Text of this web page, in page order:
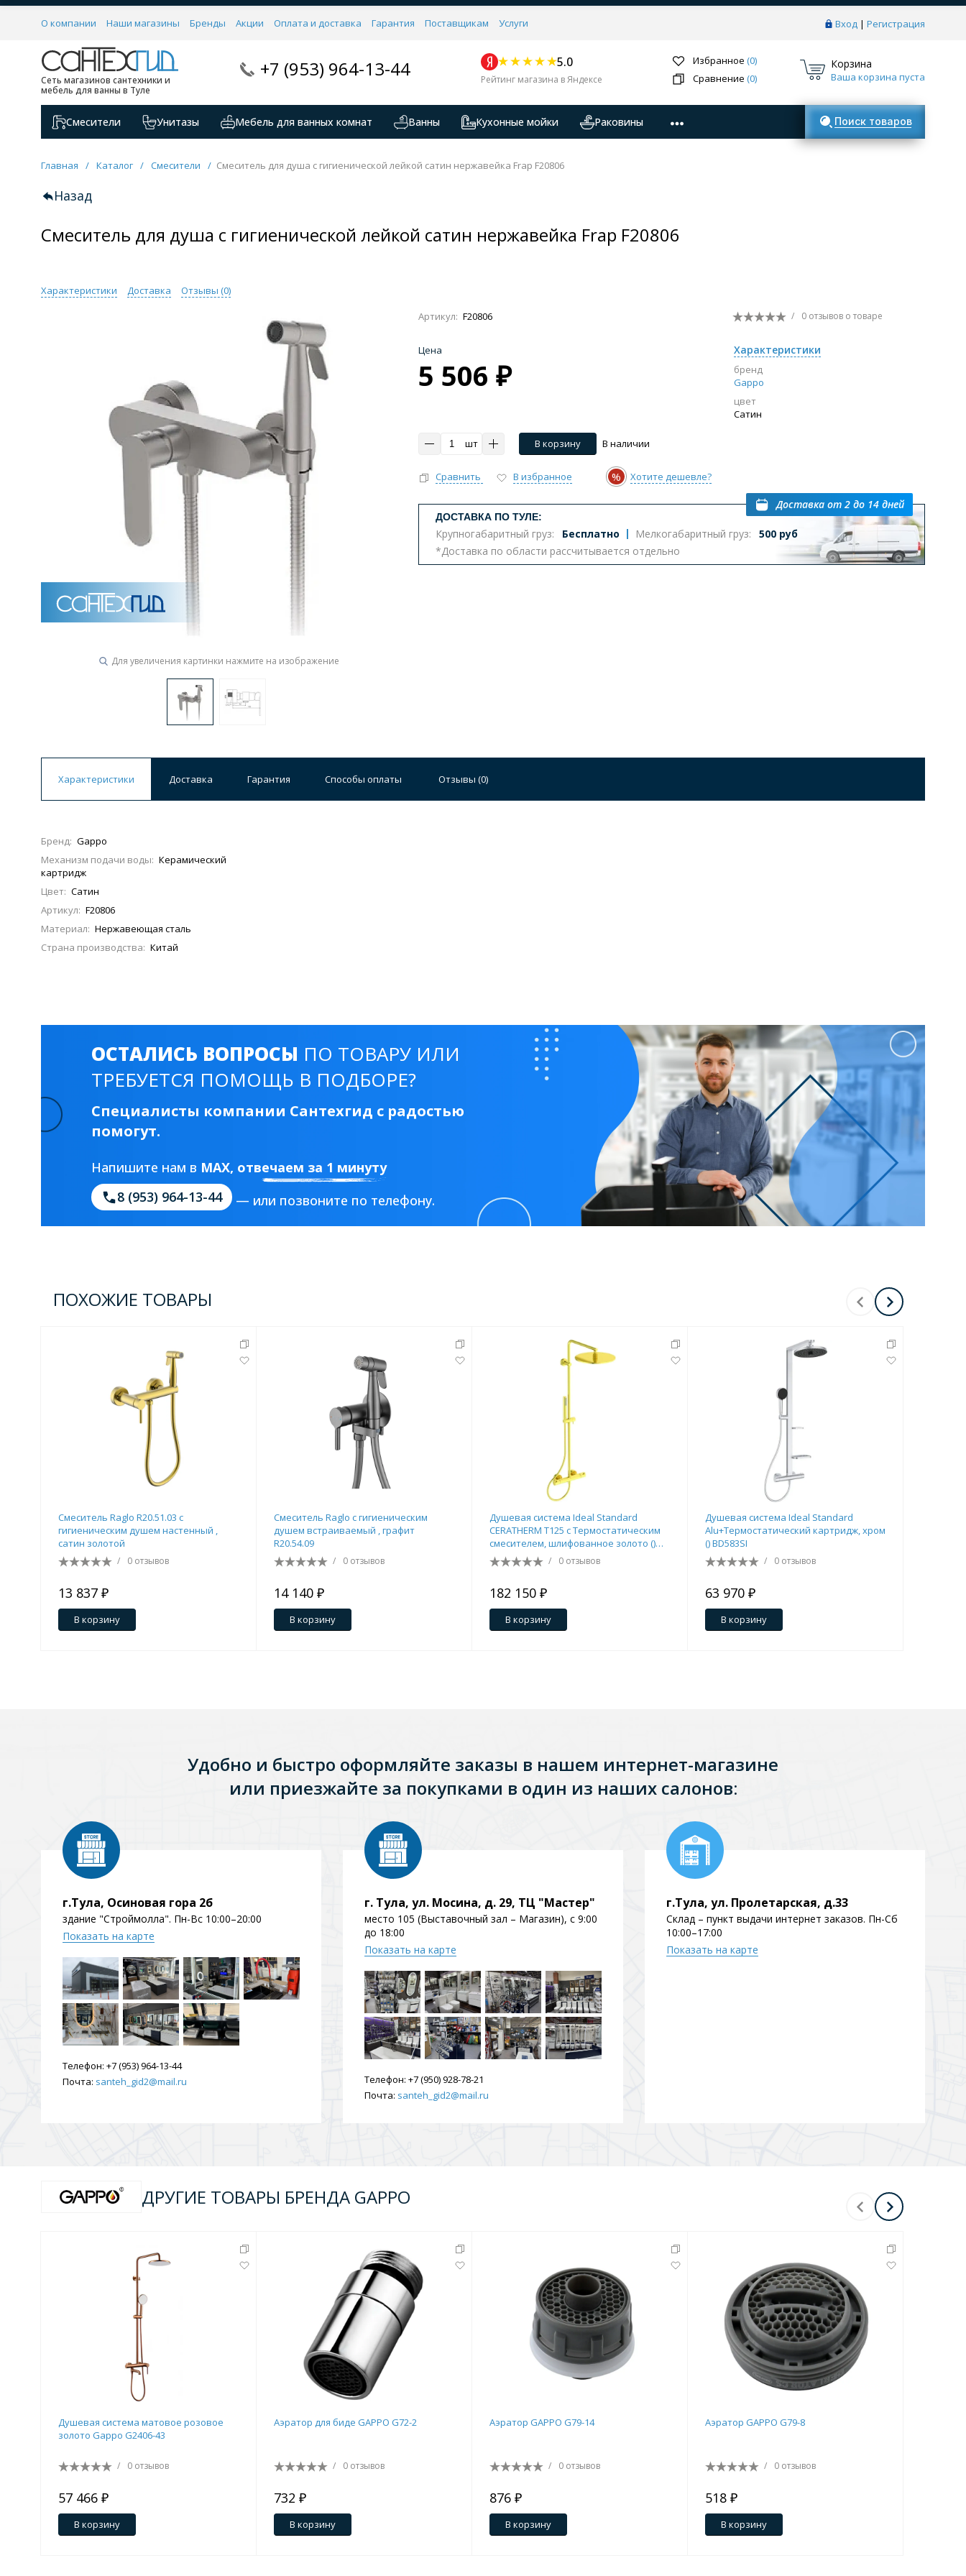
Вход | Регистрация
О компании Наши магазины Бренды Акции Оплата и доставка Гарантия Поставщикам Услуги
Сеть магазинов сантехники и
мебель для ванны в Туле
+7 (953) 964-13-44 5.0
Рейтинг магазина в Яндексе
Избранное (0)
Сравнение (0)
Корзина
Ваша корзина пуста
Смесители Унитазы Мебель для ванных комнат Ванны Кухонные мойки Раковины Поиск товаров
Главная / Каталог / Смесители / Смеситель для душа с гигиенической лейкой сатин нержавейка Frap F20806
Назад
Смеситель для душа с гигиенической лейкой сатин нержавейка Frap F20806
Характеристики Доставка Отзывы (0)
Для увеличения картинки нажмите на изображение
Артикул: F20806 / 0 отзывов о товаре
Цена
5 506 ₽
Характеристики
бренд
Gappo
цвет
Сатин
шт В корзину В наличии
Сравнить В избранное % Хотите дешевле?
ДОСТАВКА ПО ТУЛЕ:
Крупногабаритный груз: Бесплатно Мелкогабаритный груз:
500 руб
*Доставка по области рассчитывается отдельно
Доставка от 2 до 14 дней
Характеристики Доставка Гарантия Способы оплаты Отзывы (0)
Бренд: Gappo
Механизм подачи воды: Керамический
картридж
Цвет: Сатин
Артикул: F20806
Материал: Нержавеющая сталь
Страна производства: Китай
ОСТАЛИСЬ ВОПРОСЫ ПО ТОВАРУ ИЛИ
ТРЕБУЕТСЯ ПОМОЩЬ В ПОДБОРЕ?
Специалисты компании Сантехгид с радостью
помогут.
Напишите нам в MAX, отвечаем за 1 минуту
8 (953) 964-13-44
— или позвоните по телефону.
ПОХОЖИЕ ТОВАРЫ
Смеситель Raglo R20.51.03 с
гигиеническим душем настенный ,
сатин золотой
/ 0 отзывов
13 837 ₽
В корзину
Смеситель Raglo с гигиеническим
душем встраиваемый , графит
R20.54.09
/ 0 отзывов
14 140 ₽
В корзину
Душевая система Ideal Standard
CERATHERM T125 с Термостатическим
смесителем, шлифованное золото ()
A7589A2
/ 0 отзывов
182 150 ₽
В корзину
Душевая система Ideal Standard
Alu+Термостатический картридж, хром
() BD583SI
/ 0 отзывов
63 970 ₽
В корзину
Удобно и быстро оформляйте заказы в нашем интернет-магазине
или приезжайте за покупками в один из наших салонов:
г.Тула, Осиновая гора 2б
здание "Строймолла". Пн-Вс 10:00–20:00
Показать на карте
Телефон: +7 (953) 964-13-44
Почта: santeh_gid2@mail.ru
г. Тула, ул. Мосина, д. 29, ТЦ "Мастер"
место 105 (Выставочный зал – Магазин), с 9:00
до 18:00
Показать на карте
Телефон: +7 (950) 928-78-21
Почта: santeh_gid2@mail.ru
г.Тула, ул. Пролетарская, д.33
Склад – пункт выдачи интернет заказов. Пн-Сб
10:00–17:00
Показать на карте
ДРУГИЕ ТОВАРЫ БРЕНДА GAPPO
Душевая система матовое розовое
золото Gappo G2406-43
/ 0 отзывов
57 466 ₽
В корзину
Аэратор для биде GAPPO G72-2
/ 0 отзывов
732 ₽
В корзину
Аэратор GAPPO G79-14
/ 0 отзывов
876 ₽
В корзину
Аэратор GAPPO G79-8
/ 0 отзывов
518 ₽
В корзину